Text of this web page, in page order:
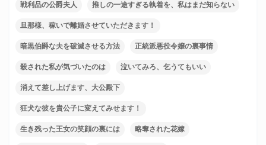
戦利品の公爵夫人 推しの一途すぎる執着を、私はまだ知らない
旦那様、稼いで離婚させていただきます！
暗黒伯爵な夫を破滅させる方法 正統派悪役令嬢の裏事情
殺された私が気づいたのは 泣いてみろ、乞うてもいい
消えて差し上げます、大公殿下
狂犬な彼を貴公子に変えてみせます！
生き残った王女の笑顔の裏には 略奪された花嫁